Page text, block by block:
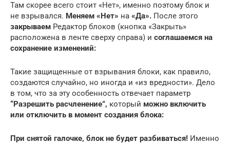
Там скорее всего стоит «Нет», именно поэтому блок и
не взрывался. Меняем «Нет» на «Да». После этого
закрываем Редактор блоков (кнопка «Закрыть»
расположена в ленте сверху справа) и соглашаемся на
сохранение изменений:
Такие защищенные от взрывания блоки, как правило,
создаются случайно, но иногда и «из вредности». Дело
в том, что за эту особенность отвечает параметр
“Разрешить расчленение”, который можно включить
или отключить в момент создания блока:
При снятой галочке, блок не будет разбиваться! Именно